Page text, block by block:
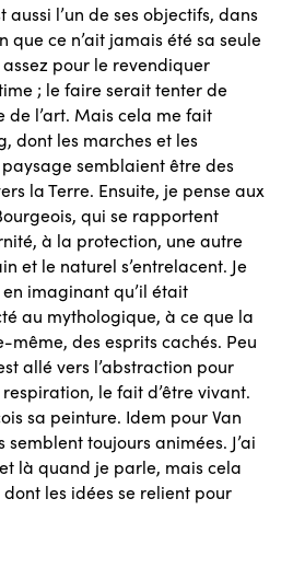
aussi l’un de ses objectifs, dans
que ce n’ait jamais été sa seule
pour le revendiquer
; le faire serait tenter de
de l’art. Mais cela me fait
dont les marches et les
semblaient être des
la Terre. Ensuite, je pense aux
qui se rapportent
à la protection, une autre
et le naturel s’entrelacent. Je
imaginant qu’il était
au mythologique, à ce que la
même, des esprits cachés. Peu
allé vers l’abstraction pour
le fait d’être vivant.
sa peinture. Idem pour Van
toujours animées. J’ai
là quand je parle, mais cela
les idées se relient pour